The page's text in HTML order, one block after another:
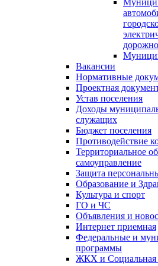
Вакансии
Нормативные
Проектная
Устав поселения
Доходы
служащих
Бюджет поселения
Противодействие
Территориальное
самоуправление
Защита
Образование и
Культура и спорт
ГО и ЧС
Объявления и
Интернет приемная
Федеральные и
программы
ЖКХ и Социальная